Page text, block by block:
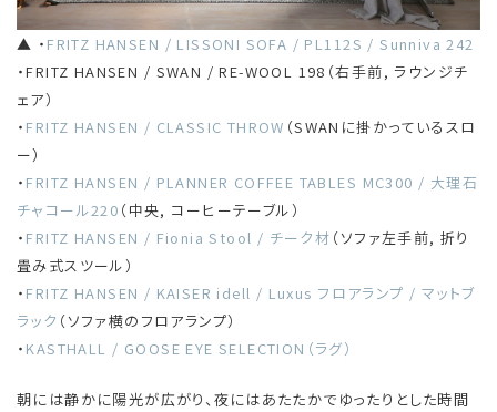
▲ ・ FRITZ HANSEN / LISSONI SOFA / PL112S / Sunniva 242
・FRITZ HANSEN / SWAN / RE-WOOL 198（右手前, ラウンジチ
ェア）
・ FRITZ HANSEN / CLASSIC THROW （SWANに掛かっているスロ
ー）
・ FRITZ HANSEN / PLANNER COFFEE TABLES MC300 / 大理石
チャコール220 （中央, コーヒーテーブル）
・ FRITZ HANSEN / Fionia Stool / チーク材 （ソファ左手前, 折り
畳み式スツール）
・ FRITZ HANSEN / KAISER idell / Luxus フロアランプ / マットブ
ラック （ソファ横のフロアランプ）
・ KASTHALL / GOOSE EYE SELECTION（ラグ）
朝には静かに陽光が広がり、夜にはあたたかでゆったりとした時間